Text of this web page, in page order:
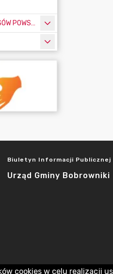
UDOSTĘPNIANIE PRZEPISÓW POWSZECHNIE OBOWIĄZUJĄCYCH
Biuletyn Informacji Publicznej
Urząd Gminy Bobrowniki
cookies w celu realizacji